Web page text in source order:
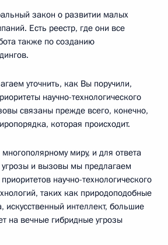
закон о развитии малых
Есть реестр, где они все
также по созданию
уточнить, как Вы поручили,
научно-технологического
связаны прежде всего, конечно,
которая происходит.
миру, и для ответа
и вызовы мы предлагаем
научно-технологического
таких как природоподобные
искусственный интеллект, большие
на вечные гибридные угрозы